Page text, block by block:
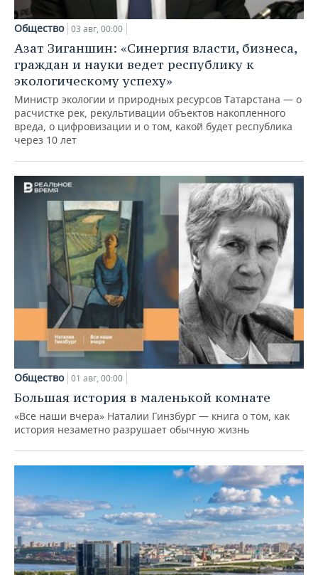
Общество 03 авг, 00:00
Азат Зиганшин: «Синергия власти, бизнеса,
граждан и науки ведет республику к
экологическому успеху»
Министр экологии и природных ресурсов Татарстана — о
расчистке рек, рекультивации объектов накопленного
вреда, о цифровизации и о том, какой будет республика
через 10 лет
Общество 01 авг, 00:00
Большая история в маленькой комнате
«Все наши вчера» Наталии Гинзбург — книга о том, как
история незаметно разрушает обычную жизнь